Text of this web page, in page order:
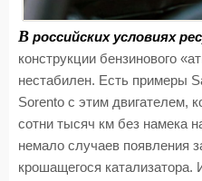
В российских условиях
конструкции бензинового
нестабилен. Есть примеры
Sorento c этим двигателем,
сотни тысяч км без намека
немало случаев появления
крошащегося катализатора.